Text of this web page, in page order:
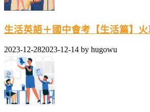
生活英語＋國中會考【生活篇】
2023-12-282023-12-14 by hugowu